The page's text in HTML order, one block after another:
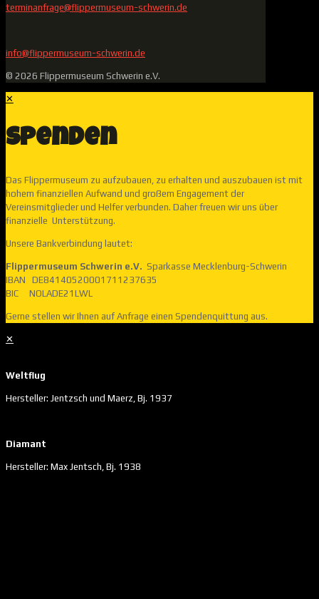
terminanfrage@flippermuseum-schwerin.de
info@flippermuseum-schwerin.de
© 2026 Flippermuseum Schwerin e.V.
✕
Spenden
Das Flippermuseum zu aufzubauen, zu erhalten und auszubauen ist mit
hohem finanziellen Aufwand und großem Engagement der
Vereinsmitglieder und Helfer verbunden. Daher freuen wir uns über
finanzielle Unterstützung.
Unsere Bankverbindung lautet:
Flippermuseum Schwerin e.V. Sparkasse Mecklenburg-Schwerin
IBAN DE84140520001711237635
BIC NOLADE21LWL
Gerne stellen wir Ihnen auf Anfrage einen Spendenquittung aus.
✕
Weltflug
Hersteller: Jentzsch und Maerz, Bj. 1937
Diamant
Hersteller: Max Jentsch, Bj. 1938